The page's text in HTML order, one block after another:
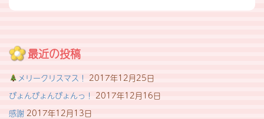
最近の投稿
メリークリスマス！ 2017年12月25日
びょんびょんびょんっ！ 2017年12月16日
感謝 2017年12月13日